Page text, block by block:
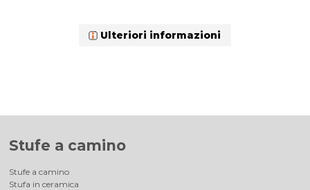
Ulteriori informazioni
Stufe a camino
Stufe a camino
Stufa in ceramica